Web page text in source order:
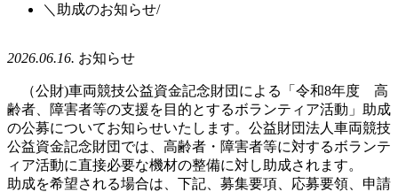
＼助成のお知らせ/
2026.06.16. お知らせ
（公財)車両競技公益資金記念財団による「令和8年度 高
齢者、障害者等の支援を目的とするボランティア活動」助成
の公募についてお知らせいたします。公益財団法人車両競技
公益資金記念財団では、高齢者・障害者等に対するボランテ
ィア活動に直接必要な機材の整備に対し助成されます。
助成を希望される場合は、下記、募集要項、応募要領、申請